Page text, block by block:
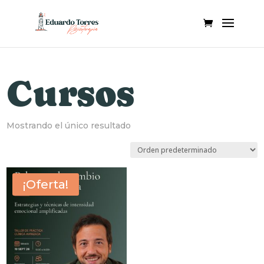
Cursos
Mostrando el único resultado
¡Oferta!